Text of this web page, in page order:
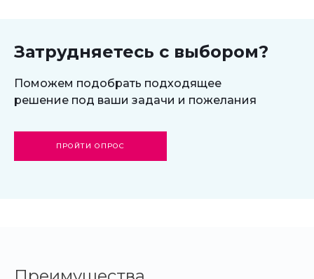
Затрудняетесь с выбором?
Поможем подобрать подходящее
решение под ваши задачи и пожелания
ПРОЙТИ ОПРОС